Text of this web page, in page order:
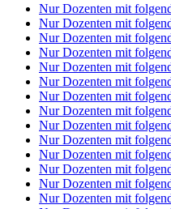
Nur Dozenten mit
Nur Dozenten mit
Nur Dozenten mit
Nur Dozenten mit
Nur Dozenten mit
Nur Dozenten mit
Nur Dozenten mit
Nur Dozenten mit
Nur Dozenten mit
Nur Dozenten mit
Nur Dozenten mit
Nur Dozenten mit
Nur Dozenten mit
Nur Dozenten mit